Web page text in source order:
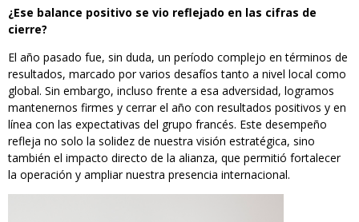
¿Ese balance positivo se vio reflejado en las cifras de
cierre?
El año pasado fue, sin duda, un período complejo en términos de
resultados, marcado por varios desafíos tanto a nivel local como
global. Sin embargo, incluso frente a esa adversidad, logramos
mantenernos firmes y cerrar el año con resultados positivos y en
línea con las expectativas del grupo francés. Este desempeño
refleja no solo la solidez de nuestra visión estratégica, sino
también el impacto directo de la alianza, que permitió fortalecer
la operación y ampliar nuestra presencia internacional.